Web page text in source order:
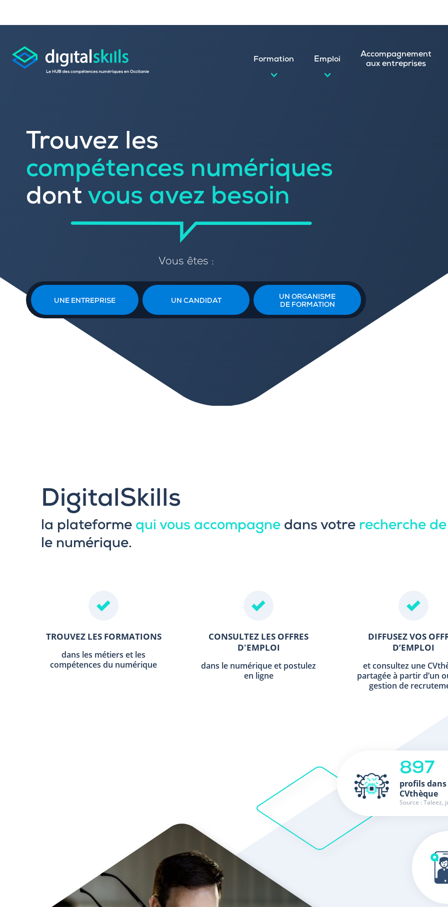
Formation
Rechercher une formation dans le numérique
Référencer votre offre de formation
Emploi
Publier vos offres d’emploi
Trouver un candidat (CVthèque)
Sourcer une école
Accompagnement
aux entreprises
Trouvez les
compétences numériques
dont vous avez besoin
Vous êtes :
UNE ENTREPRISE UN CANDIDAT
UN ORGANISME
DE FORMATION
DigitalSkills
la plateforme qui vous accompagne dans votre recherche
le numérique.
TROUVEZ LES FORMATIONS
dans les métiers et les
compétences du numérique
CONSULTEZ LES OFFRES
D'EMPLOI
dans le numérique et postulez
en ligne
DIFFUSEZ VOS
D’EMPLOI
et consultez une
partagée à partir d’un
gestion de
897
profils
CVthèque
Source : Taleez,